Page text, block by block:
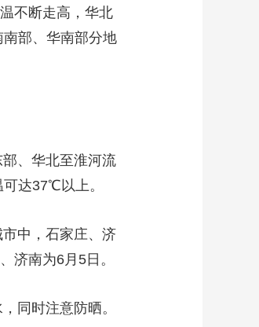
数智 5G
不断走高，华北
部、华南部分地
、华北至淮河流
达37℃以上。
中，石家庄、济
济南为6月5日。
同时注意防晒。